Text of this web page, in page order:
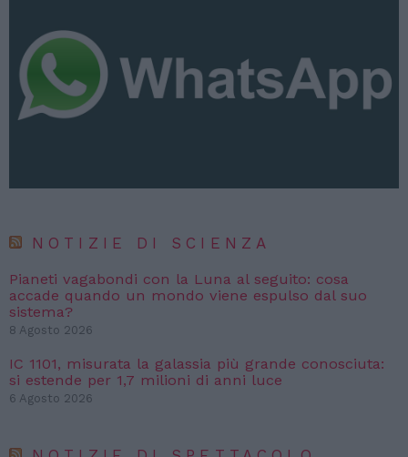
NOTIZIE DI SCIENZA
Pianeti vagabondi con la Luna al seguito: cosa
accade quando un mondo viene espulso dal suo
sistema?
8 Agosto 2026
IC 1101, misurata la galassia più grande conosciuta:
si estende per 1,7 milioni di anni luce
6 Agosto 2026